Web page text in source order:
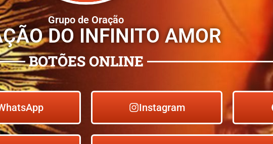
Grupo de Oração
DO INFINITO AMOR
BOTÕES ONLINE
Instagram